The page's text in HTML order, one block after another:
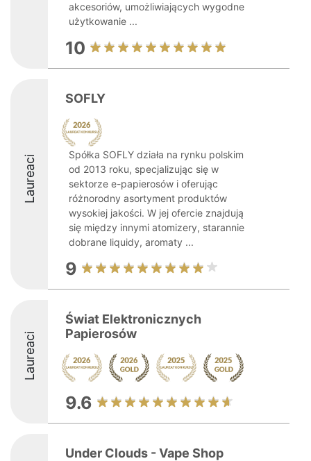
akcesoriów, umożliwiających wygodne
użytkowanie ...
10
Laureaci
SOFLY
Spółka SOFLY działa na rynku polskim
od 2013 roku, specjalizując się w
sektorze e-papierosów i oferując
różnorodny asortyment produktów
wysokiej jakości. W jej ofercie znajdują
się między innymi atomizery, starannie
dobrane liquidy, aromaty ...
9
Laureaci
Świat Elektronicznych
Papierosów
9.6
Under Clouds - Vape Shop